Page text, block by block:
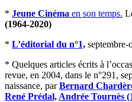
* Jeune Cinéma en son temps.
(1964-2020)
* L’éditorial du n°1,
* Quelques articles écrits à
revue, en 2004, dans le n°291,
naissance, parBernard
René Prédal, Andrée Tournès